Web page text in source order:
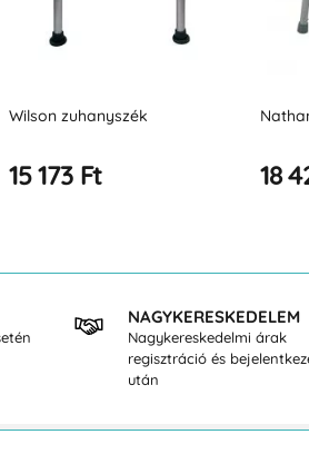
Nathan RF-820 zuhanyszék
18 427 Ft 19
NAGYKERESKEDELEM
Nagykereskedelmi árak
regisztráció és
után